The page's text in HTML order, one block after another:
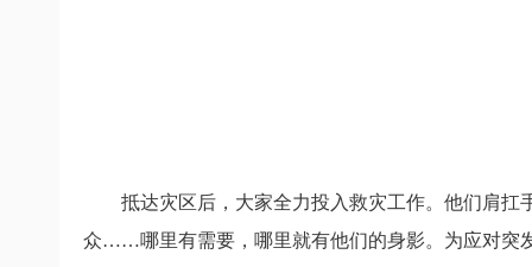
抵达灾区后，大家全力投入救灾工作。他们肩
众……哪里有需要，哪里就有他们的身影。为应对突